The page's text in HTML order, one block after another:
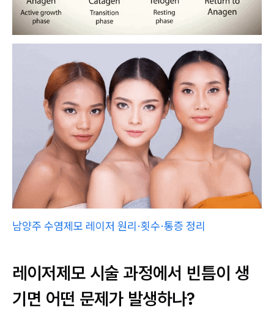
남양주 수염제모 레이저 원리·횟수·통증 정리
레이저제모 시술 과정에서 빈틈이 생
기면 어떤 문제가 발생하나?